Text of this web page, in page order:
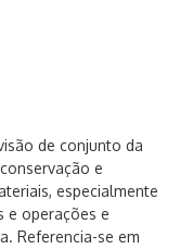
de conjunto da
e
especialmente
e operações e
Referencia-se em